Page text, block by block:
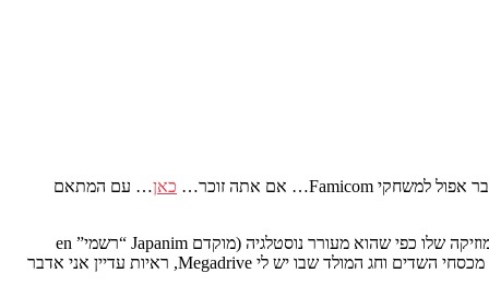
כאן… עם המתאם
(אקירה) היא אחת היצירות שהרשימו אותי ביותר, כמו הנושא שלו, העולם שלו ואת המוזיקה שלו כפי שהוא מעורר נוסטלגיה (מוקדם Japanim “רשמי” en
france). אני זוכר לילה אחד האבא שלי הביא את קלטת הווידאו של הסרט בהפתעה… אחת מהיום הכי היפה בחיים שלי ביום שהוא הביא לי את קלטת מכסחי השדים וחג המולד שבו יש לי Megadrive, ראיות עדיין אני אדבר